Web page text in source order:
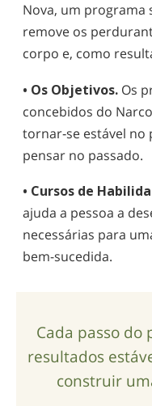
Nova, um programa
remove os
corpo e, como
• Os Objetivos. Os
concebidos do
tornar‑se estável no
pensar no passado.
• Cursos de
ajuda a pessoa a
necessárias para
bem-sucedida.
Cada passo
resultados
construir